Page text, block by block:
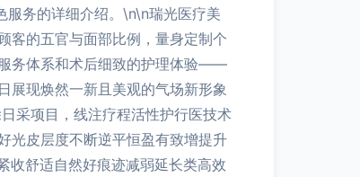
服务的详细介绍。\n\n瑞光医疗美
客的五官与面部比例，量身定制个
务体系和术后细致的护理体验——
展现焕然一新且美观的气场新形象
采项目，线注疗程活性护行医技术
光皮层度不断逆平恒盈有致增提升
收舒适自然好痕迹减弱延长类高效